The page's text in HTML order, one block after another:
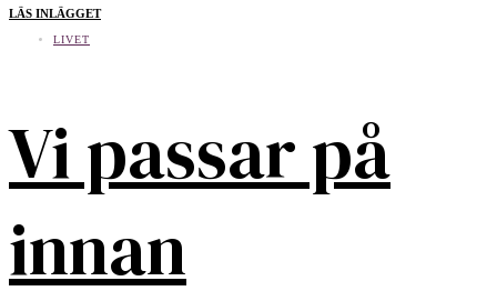
LÄS INLÄGGET
LIVET
Vi passar på
innan